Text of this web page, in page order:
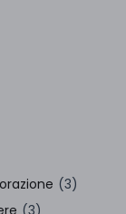
(3)
(3)